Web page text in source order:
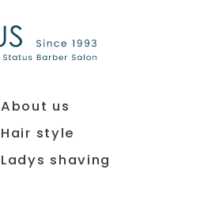
About us
Hair style
Ladys shaving